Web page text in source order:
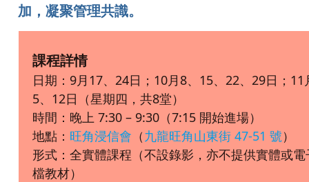
加，凝聚管理共識。
課程詳情
日期：9月17、24日；10月8、15、22、29日；11
5、12日（星期四，共8堂）
時間：晚上 7:30 – 9:30（7:15 開始進場）
地點： 旺角浸信會 （九龍旺角山東街 47-51 號）
形式：全實體課程（不設錄影，亦不提供實體或電
檔教材）